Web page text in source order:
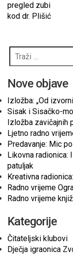
pregled zubi
kod dr. Plišić
Nove objave
Izložba: „Od
Sisak i Sisačko-
Izložba zavičajnih
Ljetno radno
Predavanje: Mic
Likovna
patuljak
Kreativna
Radno vrijeme
Radno vrijeme
Kategorije
Čitateljski klubovi
Dječja igraonica